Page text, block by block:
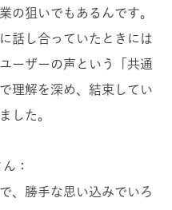
の狙いでもあるんです。
話し合っていたときには
ーザーの声という「共通
理解を深め、結束してい
した。
：
、勝手な思い込みでいろ